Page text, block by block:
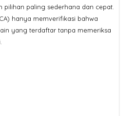
pilihan paling sederhana dan cepat.
hanya memverifikasi bahwa
yang terdaftar tanpa memeriksa